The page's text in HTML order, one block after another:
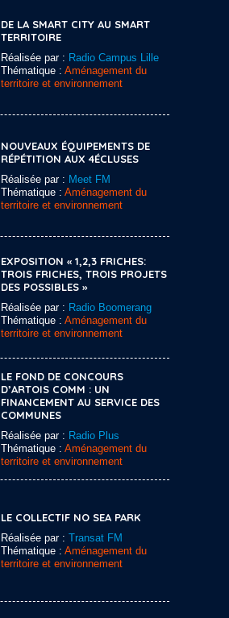
DE LA SMART CITY AU SMART
TERRITOIRE
Réalisée par : Radio Campus Lille
Thématique : Aménagement du
territoire et environnement
NOUVEAUX ÉQUIPEMENTS DE
RÉPÉTITION AUX 4ÉCLUSES
Réalisée par : Meet FM
Thématique : Aménagement du
territoire et environnement
EXPOSITION « 1,2,3 FRICHES:
TROIS FRICHES, TROIS PROJETS
DES POSSIBLES »
Réalisée par : Radio Boomerang
Thématique : Aménagement du
territoire et environnement
LE FOND DE CONCOURS
D’ARTOIS COMM : UN
FINANCEMENT AU SERVICE DES
COMMUNES
Réalisée par : Radio Plus
Thématique : Aménagement du
territoire et environnement
LE COLLECTIF NO SEA PARK
Réalisée par : Transat FM
Thématique : Aménagement du
territoire et environnement